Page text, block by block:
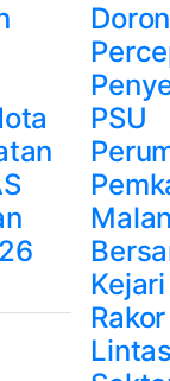
PSU
Rakor